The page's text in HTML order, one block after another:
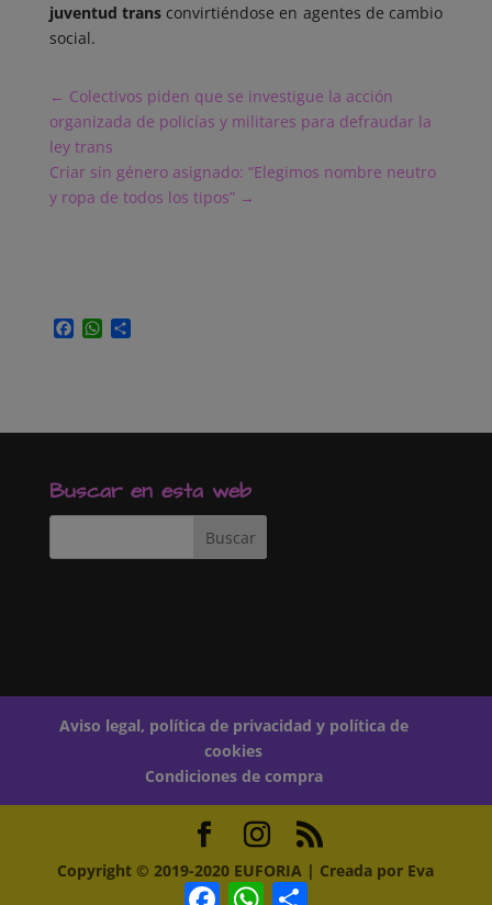
juventud trans convirtiéndose en agentes de cambio
social.
← Colectivos piden que se investigue la acción
organizada de policías y militares para defraudar la
ley trans
Criar sin género asignado: “Elegimos nombre neutro
y ropa de todos los tipos”→
F
o
W
A
C
r
r
Buscar en esta web
Aviso legal, política de privacidad y política de
cookies
Condiciones de compra
Copyright © 2019-2020 EUFORIA | Creada por Eva
Witt
FacebookWhatsApp